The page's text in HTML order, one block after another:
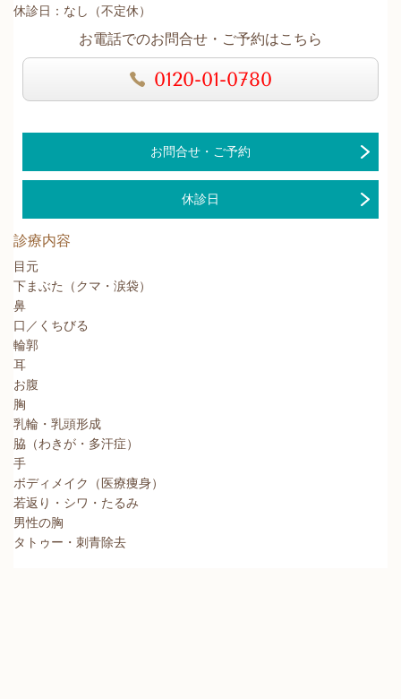
休診日：なし（不定休）
お電話でのお問合せ・ご予約はこちら
0120-01-0780
お問合せ・ご予約
休診日
診療内容
目元
下まぶた（クマ・涙袋）
鼻
口／くちびる
輪郭
耳
お腹
胸
乳輪・乳頭形成
脇（わきが・多汗症）
手
ボディメイク（医療痩身）
若返り・シワ・たるみ
男性の胸
タトゥー・刺青除去